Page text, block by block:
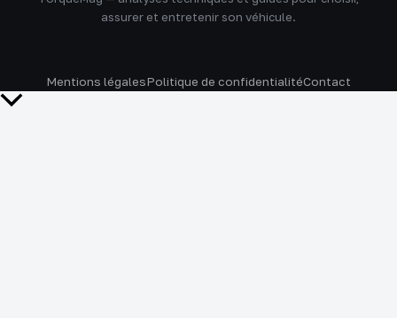
assurer et entretenir son véhicule.
Mentions légalesPolitique de confidentialitéContact